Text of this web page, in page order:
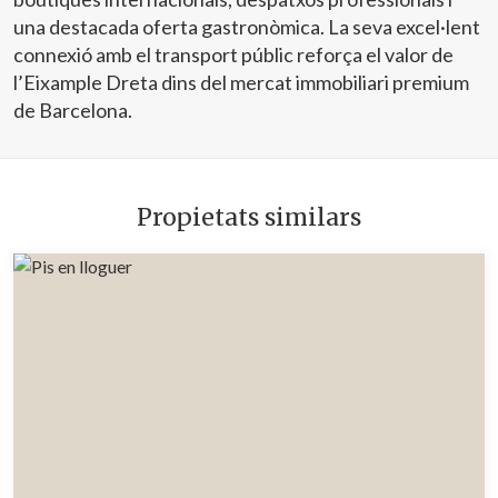
una destacada oferta gastronòmica. La seva excel·lent
connexió amb el transport públic reforça el valor de
l’Eixample Dreta dins del mercat immobiliari premium
de Barcelona.
Propietats similars